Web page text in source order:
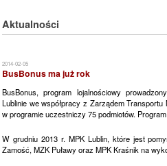
Aktualności
2014-02-05
BusBonus ma już rok
BusBonus, program lojalnościowy
Lublinie we współpracy z Zarządem
w programie uczestniczy 75 podmiotów.
W grudniu 2013 r. MPK Lublin, które jest
Zamość, MZK Puławy oraz MPK Kraśnik na